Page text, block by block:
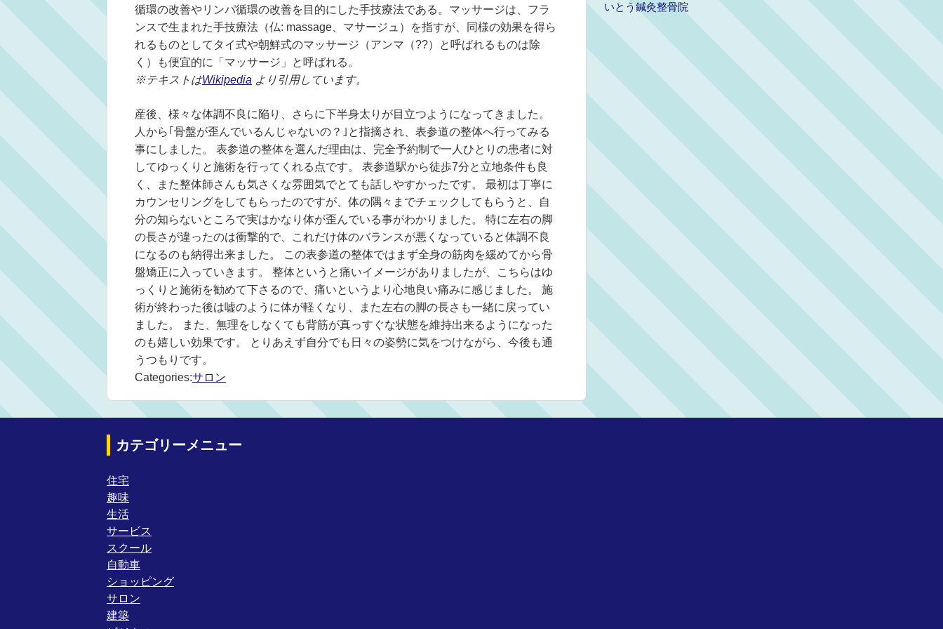
循環の改善やリンパ循環の改善を目的にした手技療法である。マッサージは、フラ
ンスで生まれた手技療法（仏: massage、マサージュ）を指すが、同様の効果を得ら
れるものとしてタイ式や朝鮮式のマッサージ（アンマ（??）と呼ばれるものは除
く）も便宜的に「マッサージ」と呼ばれる。
※テキストはWikipedia より引用しています。
産後、様々な体調不良に陥り、さらに下半身太りが目立つようになってきました。
人から｢骨盤が歪んでいるんじゃないの？｣と指摘され、表参道の整体へ行ってみる
事にしました。 表参道の整体を選んだ理由は、完全予約制で一人ひとりの患者に対
してゆっくりと施術を行ってくれる点です。 表参道駅から徒歩7分と立地条件も良
く、また整体師さんも気さくな雰囲気でとても話しやすかったです。 最初は丁寧に
カウンセリングをしてもらったのですが、体の隅々までチェックしてもらうと、自
分の知らないところで実はかなり体が歪んでいる事がわかりました。 特に左右の脚
の長さが違ったのは衝撃的で、これだけ体のバランスが悪くなっていると体調不良
になるのも納得出来ました。 この表参道の整体ではまず全身の筋肉を緩めてから骨
盤矯正に入っていきます。 整体というと痛いイメージがありましたが、こちらはゆ
っくりと施術を勧めて下さるので、痛いというより心地良い痛みに感じました。 施
術が終わった後は嘘のように体が軽くなり、また左右の脚の長さも一緒に戻ってい
ました。 また、無理をしなくても背筋が真っすぐな状態を維持出来るようになった
のも嬉しい効果です。 とりあえず自分でも日々の姿勢に気をつけながら、今後も通
うつもりです。
Categories:サロン
いとう鍼灸整骨院
カテゴリーメニュー
住宅
趣味
生活
サービス
スクール
自動車
ショッピング
サロン
建築